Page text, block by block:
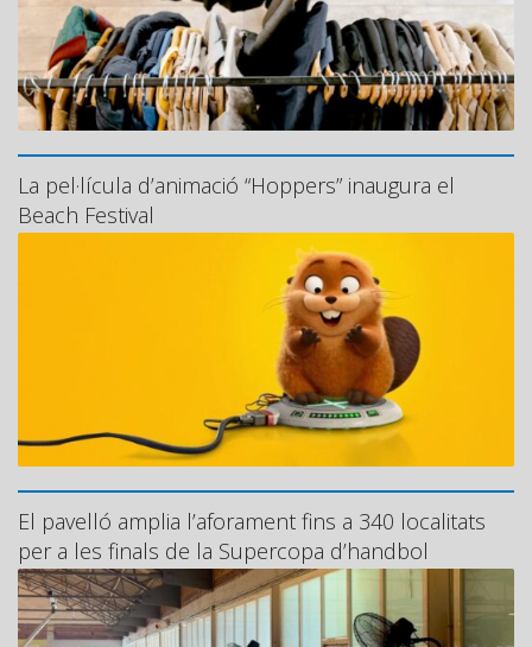
La pel·lícula d’animació “Hoppers” inaugura el
Beach Festival
El pavelló amplia l’aforament fins a 340 localitats
per a les finals de la Supercopa d’handbol